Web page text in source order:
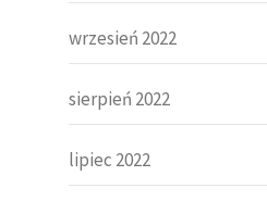
wrzesień 2022
sierpień 2022
lipiec 2022